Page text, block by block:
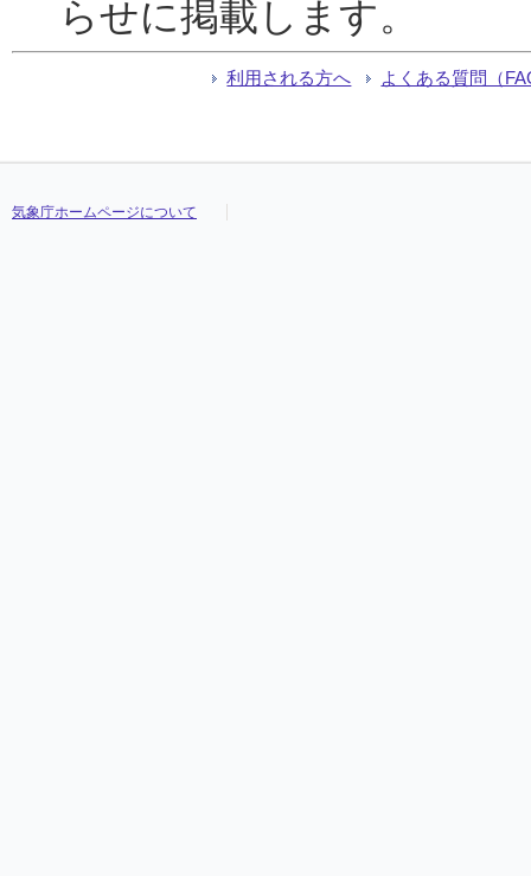
らせに掲載します。
利用される方へ よくある質問（
気象庁ホームページについて